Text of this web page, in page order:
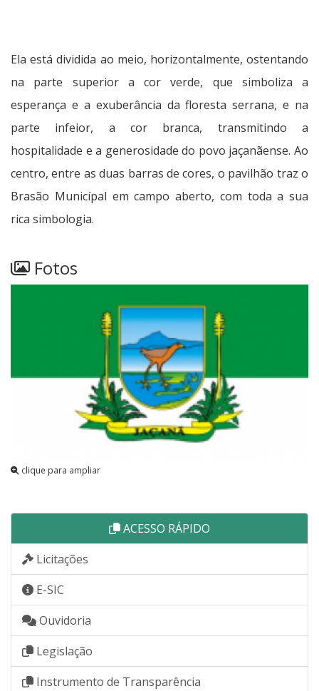
Ela está dividida ao meio, horizontalmente, ostentando
na parte superior a cor verde, que simboliza a
esperança e a exuberância da floresta serrana, e na
parte infeior, a cor branca, transmitindo a
hospitalidade e a generosidade do povo jaçanãense. Ao
centro, entre as duas barras de cores, o pavilhão traz o
Brasão Municípal em campo aberto, com toda a sua
rica simbologia.
Fotos
clique para ampliar
ACESSO RÁPIDO
Licitações
E-SIC
Ouvidoria
Legislação
Instrumento de Transparência